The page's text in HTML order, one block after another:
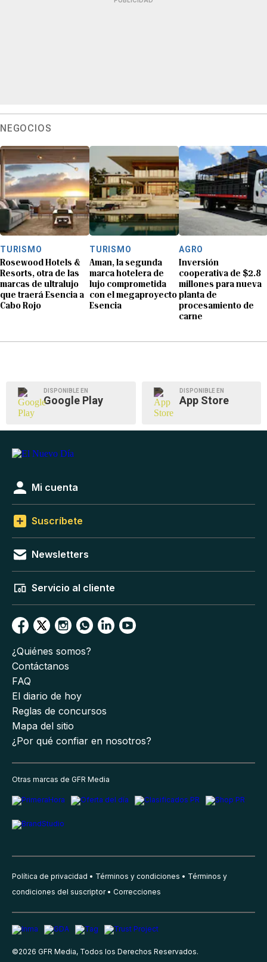
NEGOCIOS
TURISMO
Rosewood Hotels &
Resorts, otra de las
marcas de ultralujo
que traerá Esencia a
Cabo Rojo
TURISMO
Aman, la segunda
marca hotelera de
lujo comprometida
con el megaproyecto
Esencia
AGRO
Inversión
cooperativa de $2.8
millones para nueva
planta de
procesamiento de
carne
DISPONIBLE EN
Google Play
DISPONIBLE EN
App Store
Mi cuenta
Suscríbete
Newsletters
Servicio al cliente
¿Quiénes somos?
Contáctanos
FAQ
El diario de hoy
Reglas de concursos
Mapa del sitio
¿Por qué confiar en nosotros?
Otras marcas de GFR Media
Política de privacidad Términos y condiciones
Términos y
condiciones del suscriptor
Correcciones
©2026 GFR Media, Todos los Derechos Reservados.